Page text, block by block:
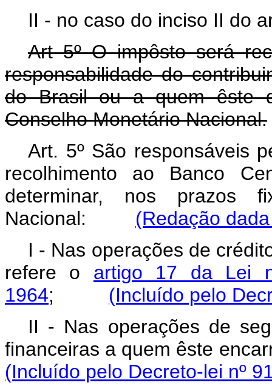
II - no caso do inciso II do
Art 5º O impôsto será
responsabilidade do
do Brasil ou a quem êste
Conselho Monetário Nacional.
Art. 5º São responsáveis
recolhimento ao Banco
determinar, nos prazos
Nacional: (Redação
I - Nas operações de
refere o artigo 17 da Lei
1964; (Incluído pelo
II - Nas operações de
financeiras a quem êste
(Incluído pelo Decreto-lei nº